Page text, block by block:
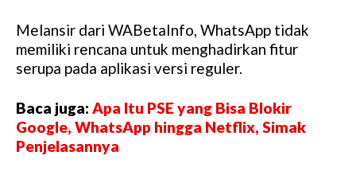
Melansir dari WABetaInfo, WhatsApp tidak
memiliki rencana untuk menghadirkan fitur
serupa pada aplikasi versi reguler.
Baca juga: Apa Itu PSE yang Bisa Blokir
Google, WhatsApp hingga Netflix, Simak
Penjelasannya